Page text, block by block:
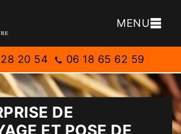
MENU
20 54 06 18 65 62 59
DE
ET POSE DE